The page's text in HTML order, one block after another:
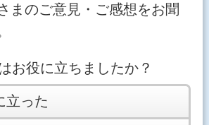
まのご意見・ご感想をお聞
お役に立ちましたか？
立った